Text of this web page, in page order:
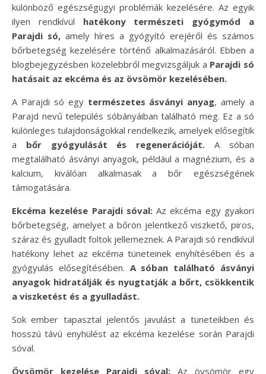
különböző egészségügyi problémák kezelésére. Az egyik
ilyen rendkívül hatékony természeti gyógymód a
Parajdi só, amely híres a gyógyító erejéről és számos
bőrbetegség kezelésére történő alkalmazásáról. Ebben a
blogbejegyzésben közelebbről megvizsgáljuk a Parajdi só
hatásait az ekcéma és az övsömör kezelésében.
A Parajdi só egy természetes ásványi anyag, amely a
Parajd nevű település sóbányáiban található meg. Ez a só
különleges tulajdonságokkal rendelkezik, amelyek elősegítik
a bőr gyógyulását és regenerációját. A sóban
megtalálható ásványi anyagok, például a magnézium, és a
kalcium, kiválóan alkalmasak a bőr egészségének
támogatására.
Ekcéma kezelése Parajdi sóval:Az ekcéma egy gyakori
bőrbetegség, amelyet a bőrön jelentkező viszkető, piros,
száraz és gyulladt foltok jellemeznek. A Parajdi só rendkívül
hatékony lehet az ekcéma tüneteinek enyhítésében és a
gyógyulás elősegítésében. A sóban található ásványi
anyagok hidratálják és nyugtatják a bőrt, csökkentik
a viszketést és a gyulladást.
Sok ember tapasztal jelentős javulást a tüneteikben és
hosszú távú enyhülést az ekcéma kezelése során Parajdi
sóval.
Övsömör kezelése Parajdi sóval: Az övsömör egy